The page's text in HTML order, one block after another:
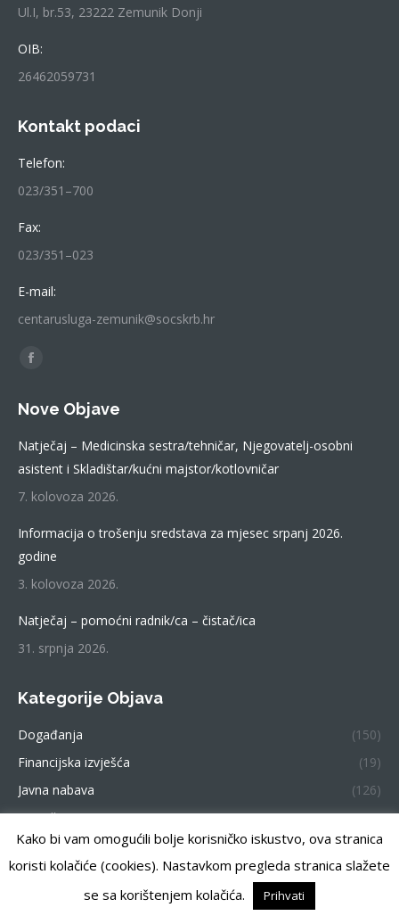
Ul.I, br.53, 23222 Zemunik Donji
OIB:
26462059731
Kontakt podaci
Telefon:
023/351–700
Fax:
023/351–023
E-mail:
centarusluga-zemunik@socskrb.hr
Find us on:
Facebook
opens
Nove Objave
Natječaj – Medicinska sestra/tehničar, Njegovatelj-osobni
asistent i Skladištar/kućni majstor/kotlovničar
7. kolovoza 2026.
Informacija o trošenju sredstava za mjesec srpanj 2026.
godine
3. kolovoza 2026.
Natječaj – pomoćni radnik/ca – čistač/ica
31. srpnja 2026.
Kategorije Objava
Događanja
(150)
Financijska izvješća
(19)
Javna nabava
(126)
Natječaji
(299)
Centar za pružanje usluga u zajednici Zemunik. Sva prava
Kako bi vam omogućili bolje korisničko iskustvo, ova stranica
koristi kolačiće (cookies). Nastavkom pregleda stranica slažete
se sa korištenjem kolačića.
Prihvati